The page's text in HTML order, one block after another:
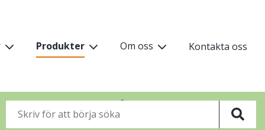
Produkter Om oss Kontakta oss
🌸 🌸
🌸
🌸